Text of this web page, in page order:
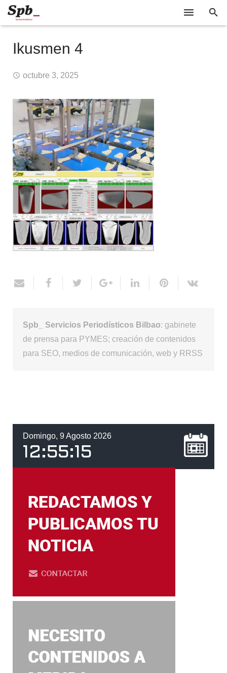
SOCIEDAD
INDUSTRIA
EVENTOS
GABINETE DE PRENSA
Ikusmen 4
octubre 3, 2025
Spb_ Servicios Periodísticos Bilbao: gabinete
de prensa para PYMES; creación de contenidos
para SEO, medios de comunicación, web y RRSS
Domingo, 9 Agosto 2026
12:55:15